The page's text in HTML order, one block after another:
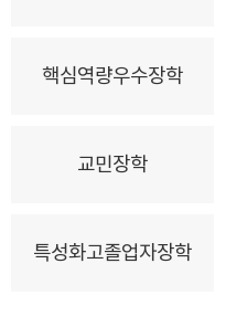
핵심역량우수장학
교민장학
특성화고졸업자장학